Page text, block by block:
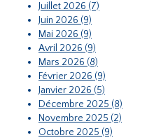
Juillet 2026 (7)
Juin 2026 (9)
Mai 2026 (9)
Avril 2026 (9)
Mars 2026 (8)
Février 2026 (9)
Janvier 2026 (5)
Décembre 2025 (8)
Novembre 2025 (2)
Octobre 2025 (9)